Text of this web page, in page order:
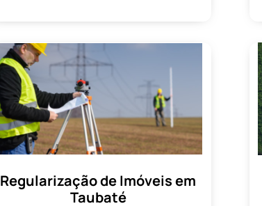
Regularização de Imóveis em
Taubaté